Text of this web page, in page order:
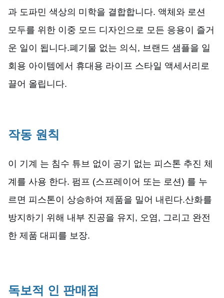
과 도파민 색상의 미학을 결합합니다. 액체와 로션
모두를 위한 이중 모드 디자인으로 모든 응용이 즐거
운 일이 됩니다.폐기물 없는 의식, 브랜드 샘플을 일
회용 아이템에서 휴대용 라이프 스타일 액세서리로
끌어 올립니다.
작동 원칙
이 기계 는 침수 튜브 없이 공기 없는 피스톤 추진 체
계를 사용 한다. 펌프 (스프레이어 또는 로션) 를 누
르면 피스톤이 상승하여 제품을 밀어 내린다.산화를
방지하기 위해 내부 진공을 유지, 오염, 그리고 완전
한 제품 대피를 보장.
독보적 인 판매점